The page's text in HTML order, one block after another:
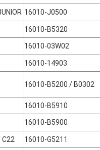
16010-J0500
16010-B5320
16010-03W02
16010-14903
16010-B5200 / B0302
16010-B5910
16010-B5900
C22 16010-G5211